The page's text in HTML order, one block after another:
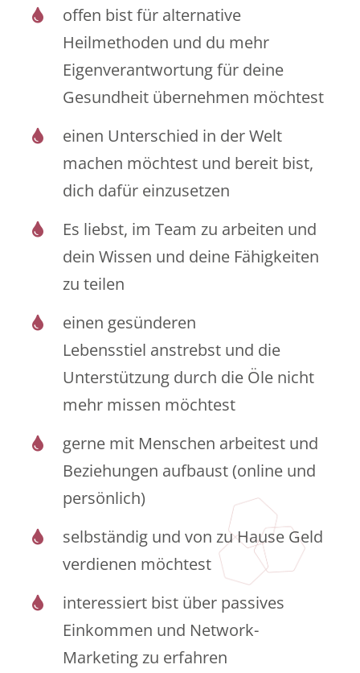
offen bist für alternative
Heilmethoden und du mehr
Eigenverantwortung für deine
Gesundheit übernehmen möchtest
einen Unterschied in der Welt
machen möchtest und bereit bist,
dich dafür einzusetzen
Es liebst, im Team zu arbeiten und
dein Wissen und deine Fähigkeiten
zu teilen
einen gesünderen
Lebensstiel anstrebst und die
Unterstützung durch die Öle nicht
mehr missen möchtest
gerne mit Menschen arbeitest und
Beziehungen aufbaust (online und
persönlich)
selbständig und von zu Hause Geld
verdienen möchtest
interessiert bist über passives
Einkommen und Network-
Marketing zu erfahren